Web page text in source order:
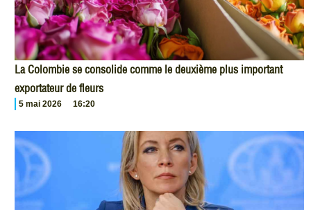
La Colombie se consolide comme le deuxième plus important
exportateur de fleurs
5 mai 2026 16:20